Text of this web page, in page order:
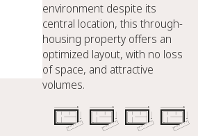
environment despite its
central location, this through-
housing property offers an
optimized layout, with no loss
of space, and attractive
volumes.